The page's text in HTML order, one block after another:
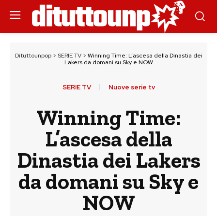
Dituttounpop> SERIE TV> Winning Time: L’ascesa della Dinastia dei
Lakers da domani su Sky e NOW
SERIE TV Nuove serie tv
Winning Time:
L’ascesa della
Dinastia dei Lakers
da domani su Sky e
NOW